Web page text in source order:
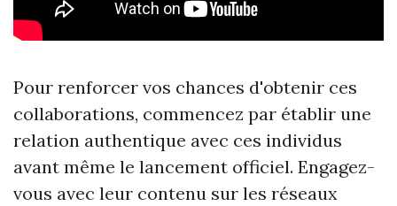
Pour renforcer vos chances d'obtenir ces
collaborations, commencez par établir une
relation authentique avec ces individus
avant même le lancement officiel. Engagez-
vous avec leur contenu sur les réseaux